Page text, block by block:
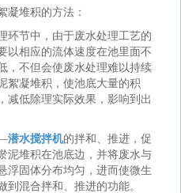
凝堆积的方法：
节中，由于废水处理工艺的
以相应的流体速度在池里面不
，不但会使废水处理难以持续
絮凝堆积，使池底大量的积
减低除理实际效果，影响到出
潜水搅拌机的拌和、推进，促
泥堆积在池底边，并将废水与
浮固体分布均匀，进而使微生
到混合拌和、推进的功能。